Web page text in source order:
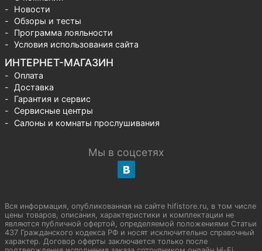
Новости
Обзоры и тесты
Программа лояльности
Условия использования сайта
ИНТЕРНЕТ-МАГАЗИН
Оплата
Доставка
Гарантия и сервис
Сервисные центры
Салоны и комнаты прослушивания
Мы в соцсетях
Вся информация, опубликованная на сайте hifistore.ru, в том числе
цены товаров, описания, характеристики и комплектации не
являются публичной офертой, определяемой положениями Статьи
437 Гражданского кодекса РФ и носят исключительно справочный
характер. Договор оферты заключается только после